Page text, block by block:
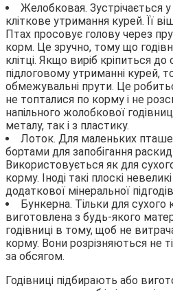
Желобковая. Зустрічається
кліткове утримання курей. Її
Птах просовує голову через
корм. Це зручно, тому що
клітці. Якщо виріб кріпиться
підлоговому утриманні курей,
обмежувальні прути. Це
не топталися по корму і не
напільного жолобкової
металу, так і з пластику.
Лоток. Для маленьких
бортами для запобігання
Використовується як для
корму. Іноді такі плоскі
додаткової мінеральної
Бункерна. Тільки для
виготовлена з будь-якого
годівниці в тому, щоб не
корму. Вони розрізняються не
за обсягом.
Годівниці підбирають або